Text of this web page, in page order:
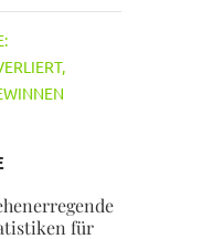
für